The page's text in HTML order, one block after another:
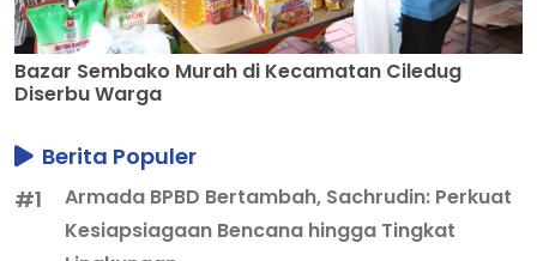
Bazar Sembako Murah di Kecamatan Ciledug
Diserbu Warga
Berita Populer
#1
Armada BPBD Bertambah, Sachrudin: Perkuat
Kesiapsiagaan Bencana hingga Tingkat